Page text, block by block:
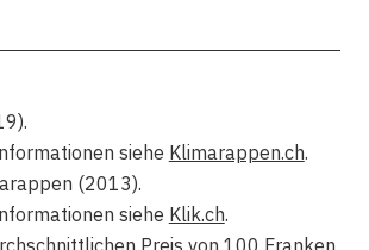
siehe Klimarappen.ch.
(2013).
siehe Klik.ch.
Preis von 100 Franken